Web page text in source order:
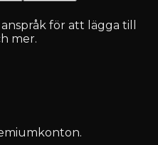
för att lägga till
mer.
.